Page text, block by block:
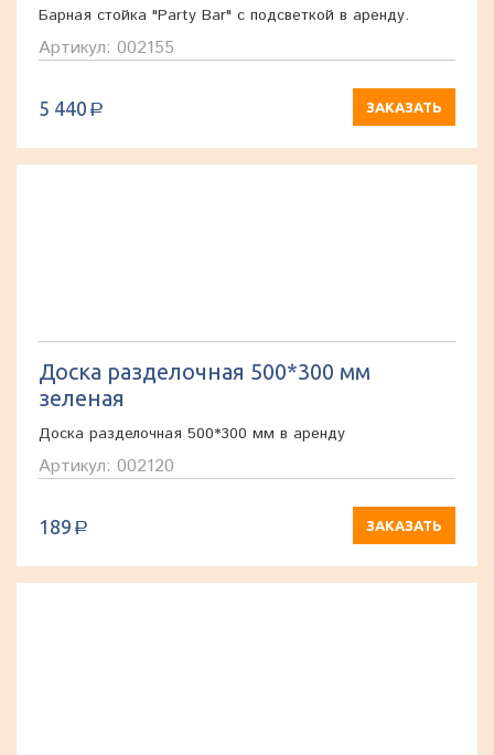
Барная стойка "Party Bar" с подсветкой в аренду.
Артикул: 002155
5 440 a ЗАКАЗАТЬ
Доска разделочная 500*300 мм
зеленая
Доска разделочная 500*300 мм в аренду
Артикул: 002120
189 a ЗАКАЗАТЬ